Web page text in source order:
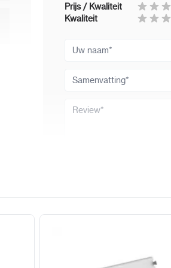
Prijs / Kwaliteit
Kwaliteit
Uw naam
Samenvatting
Review